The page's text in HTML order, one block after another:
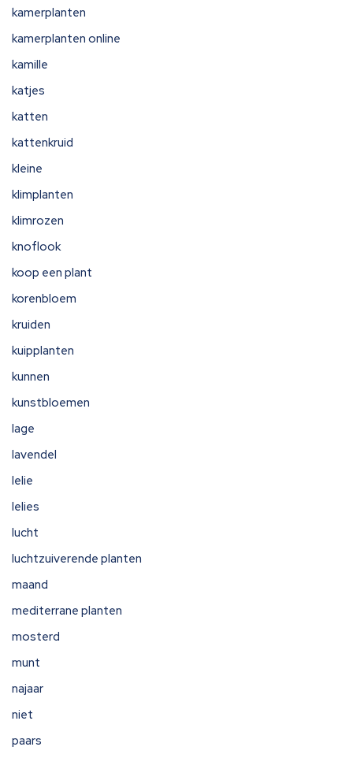
kamerplanten
kamerplanten online
kamille
katjes
katten
kattenkruid
kleine
klimplanten
klimrozen
knoflook
koop een plant
korenbloem
kruiden
kuipplanten
kunnen
kunstbloemen
lage
lavendel
lelie
lelies
lucht
luchtzuiverende planten
maand
mediterrane planten
mosterd
munt
najaar
niet
paars